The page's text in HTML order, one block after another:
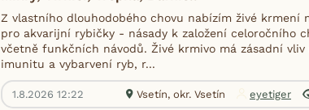
Z vlastního dlouhodobého chovu nabízím živé krmení
pro akvarijní rybičky - násady k založení celoročního
včetně funkčních návodů. Živé krmivo má zásadní vliv
imunitu a vybarvení ryb, r...
1.8.2026 12:22 Vsetín, okr. Vsetín eyetiger